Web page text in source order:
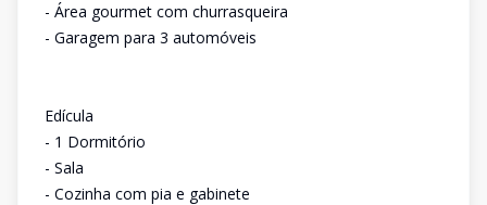
- Área gourmet com churrasqueira
- Garagem para 3 automóveis
Edícula
- 1 Dormitório
- Sala
- Cozinha com pia e gabinete